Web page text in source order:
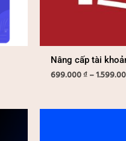
Nâng cấp tài
699.000₫–